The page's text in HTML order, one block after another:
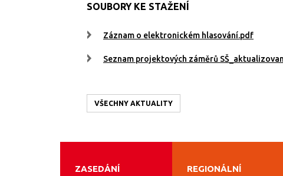
SOUBORY KE STAŽENÍ
Záznam o elektronickém hlasování.pdf
Seznam projektových záměrů
VŠECHNY AKTUALITY
ZASEDÁNÍ
REGIONÁLNÍ